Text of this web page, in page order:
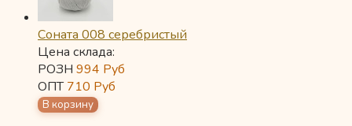
Соната 008 серебристый
Цена склада:
РОЗН 994 Руб
ОПТ710 Руб